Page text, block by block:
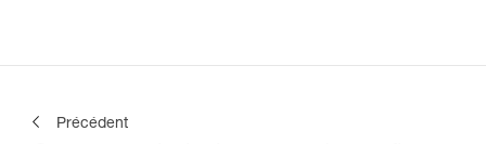
Précédent